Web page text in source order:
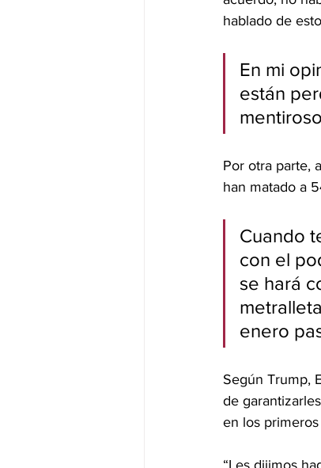
hablado de
En mi
están
Por otra parte,
han matado a
Cuando
con el
se hará
enero
Según Trump,
de
en los